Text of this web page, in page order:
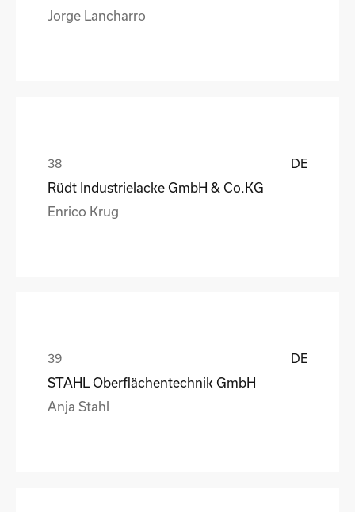
Jorge Lancharro
DE
Rüdt Industrielacke GmbH & Co.KG
Enrico Krug
DE
STAHL Oberflächentechnik GmbH
Anja Stahl